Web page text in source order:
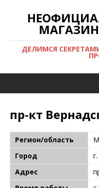
ДЕЛИМСЯ
пр-кт
Регион/область
Город
Адрес